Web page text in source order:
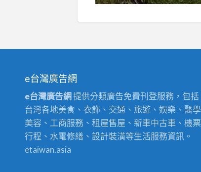
e台灣廣告網
e台灣廣告網提供分類廣告免費刊登服務，包括
台灣各地美食、衣飾、交通、旅遊、娛樂、醫學
美容、工商服務、租屋售屋、新車中古車、機票
行程、水電修繕、設計裝潢等生活服務資訊。
etaiwan.asia